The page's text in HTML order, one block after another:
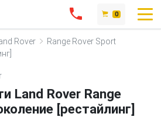
0
Rover
Range Rover Sport
Land Rover Range
[рестайлинг]